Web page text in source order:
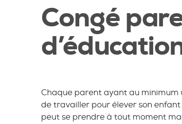
Congé
Chaque parent ayant au minimum
de travailler pour élever son enfant
peut se prendre à tout moment